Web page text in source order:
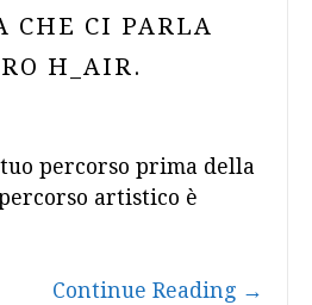
CHE CI PARLA
H_AIR.
percorso prima della
artistico è
Continue Reading →